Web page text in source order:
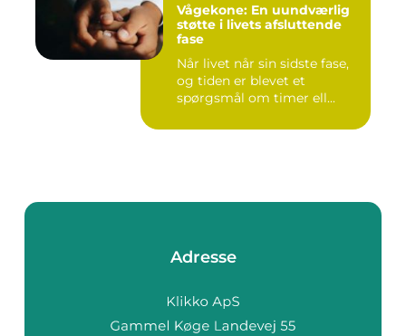
Vågekone: En uundværlig
støtte i livets afsluttende
fase
Når livet når sin sidste fase,
og tiden er blevet et
spørgsmål om timer ell...
Adresse